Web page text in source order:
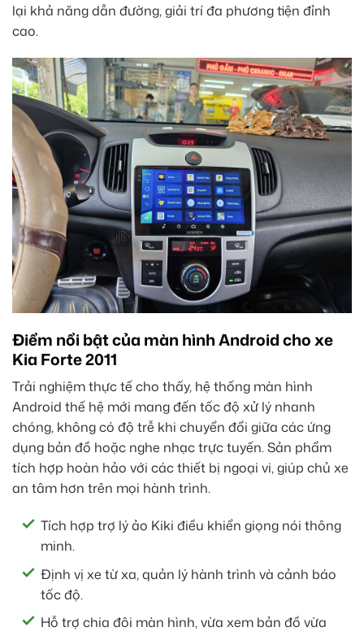
lại khả năng dẫn đường, giải trí đa phương tiện đỉnh
cao.
Điểm nổi bật của màn hình Android cho xe
Kia Forte 2011
Trải nghiệm thực tế cho thấy, hệ thống màn hình
Android thế hệ mới mang đến tốc độ xử lý nhanh
chóng, không có độ trễ khi chuyển đổi giữa các ứng
dụng bản đồ hoặc nghe nhạc trực tuyến. Sản phẩm
tích hợp hoàn hảo với các thiết bị ngoại vi, giúp chủ xe
an tâm hơn trên mọi hành trình.
Tích hợp trợ lý ảo Kiki điều khiển giọng nói thông
minh.
Định vị xe từ xa, quản lý hành trình và cảnh báo
tốc độ.
Hỗ trợ chia đôi màn hình, vừa xem bản đồ vừa